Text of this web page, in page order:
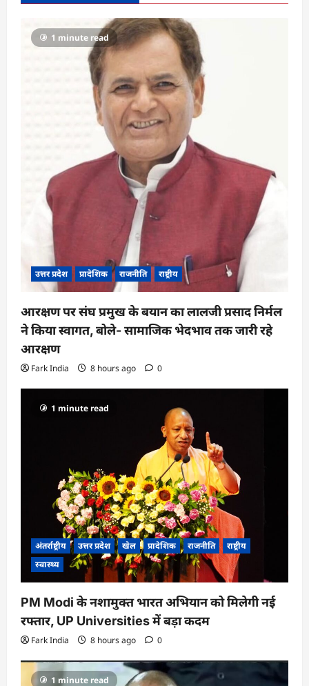
1 minute read
उत्तर प्रदेश प्रादेशिक राजनीति राष्ट्रीय
आरक्षण पर संघ प्रमुख के बयान का लालजी प्रसाद निर्मल
ने किया स्वागत, बोले- सामाजिक भेदभाव तक जारी रहे
आरक्षण
Fark India 8 hours ago 0
1 minute read
अंतर्राष्ट्रीय उत्तर प्रदेश खेल प्रादेशिक राजनीति
राष्ट्रीय
स्वास्थ्य
PM Modi के नशामुक्त भारत अभियान को मिलेगी नई
रफ्तार, UP Universities में बड़ा कदम
Fark India 8 hours ago 0
1 minute read